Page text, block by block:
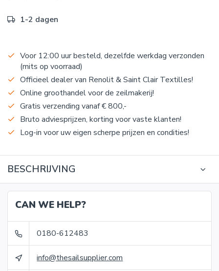
1-2 dagen
Voor 12:00 uur besteld, dezelfde werkdag verzonden
(mits op voorraad)
Officieel dealer van Renolit & Saint Clair Textilles!
Online groothandel voor de zeilmakerij!
Gratis verzending vanaf € 800,-
Bruto adviesprijzen, korting voor vaste klanten!
Log-in voor uw eigen scherpe prijzen en condities!
BESCHRIJVING
CAN WE HELP?
0180-612483
info@thesailsupplier.com